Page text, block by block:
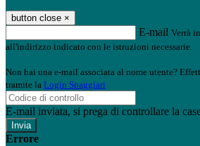
button close ×
E-mail Verrà
all'indirizzo indicato con le istruzioni necessarie.
Non hai una e-mail associata al nome utente?
tramite la Login Spaggiari
E-mail inviata, si prega di controllare la
Errore